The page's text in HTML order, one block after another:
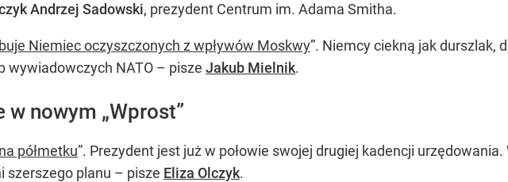
Andrzej Sadowski, prezydent Centrum im. Adama Smitha.
Niemiec oczyszczonych z wpływów Moskwy”. Niemcy ciekną jak durszlak,
wywiadowczych NATO – pisze Jakub Mielnik.
w nowym „Wprost”
półmetku”. Prezydent jest już w połowie swojej drugiej kadencji
szerszego planu – pisze Eliza Olczyk.